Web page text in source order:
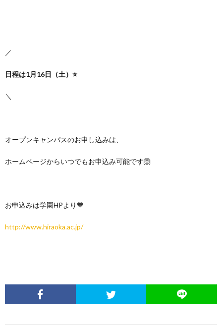
／
日程は1月16日（土）⭐
＼
オープンキャンパスのお申し込みは、
ホームページからいつでもお申込み可能です🙆
お申込みは学園HPより🧡
http://www.hiraoka.ac.jp/